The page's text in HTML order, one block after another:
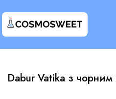
Dabur Vatika з